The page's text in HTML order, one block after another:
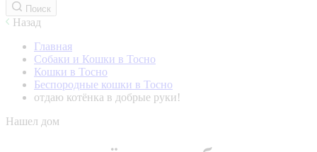
Поиск
Назад
Главная
Собаки и Кошки в Тосно
Кошки в Тосно
Беспородные кошки в Тосно
отдаю котёнка в добрые руки!
Нашел дом